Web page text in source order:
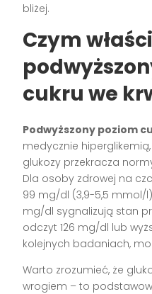
bliżej.
Czym
cukru we
Podwyższony poziom
medycznie
glukozy przekracza
Dla osoby zdrowej na
99 mg/dl (3,9-5,5 mmol/
mg/dl sygnalizują stan
odczyt 126 mg/dl lub
kolejnych badaniach,
Warto zrozumieć, że
wrogiem – to